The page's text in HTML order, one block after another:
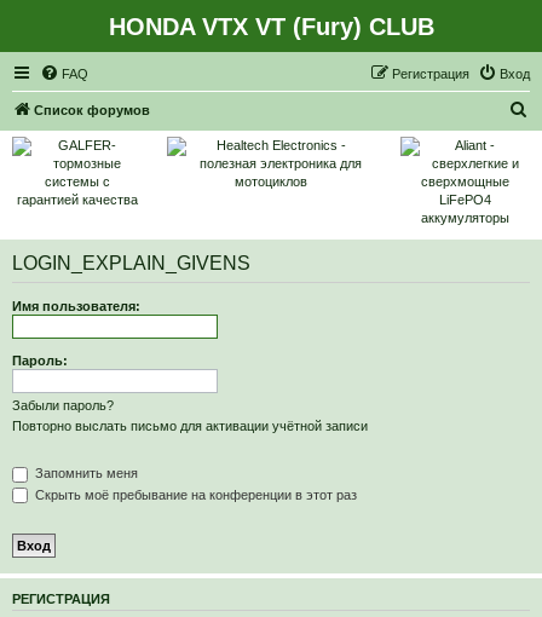
HONDA VTX VT (Fury) CLUB
FAQ Вход
Регистрация
Список форумов
LOGIN_EXPLAIN_GIVENS
Имя пользователя:
Пароль:
Забыли пароль?
Повторно выслать письмо для активации учётной записи
Запомнить меня
Скрыть моё пребывание на конференции в этот раз
РЕГИСТРАЦИЯ